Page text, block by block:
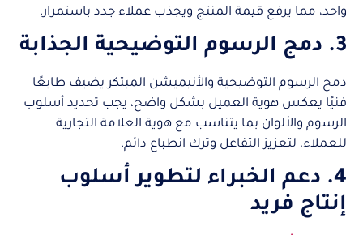
واحد، مما يرفع قيمة المنتج ويجذب عملاء جدد باستمرار.
3. دمج الرسوم التوضيحية الجذابة
دمج الرسوم التوضيحية والأنيميشن المبتكر يضيف طابعًا
فنيًا يعكس هوية العميل بشكل واضح، يجب تحديد أسلوب
الرسوم والألوان بما يتناسب مع هوية العلامة التجارية
للعملاء، لتعزيز التفاعل وترك انطباع دائم.
4. دعم الخبراء لتطوير أسلوب
إنتاج فريد